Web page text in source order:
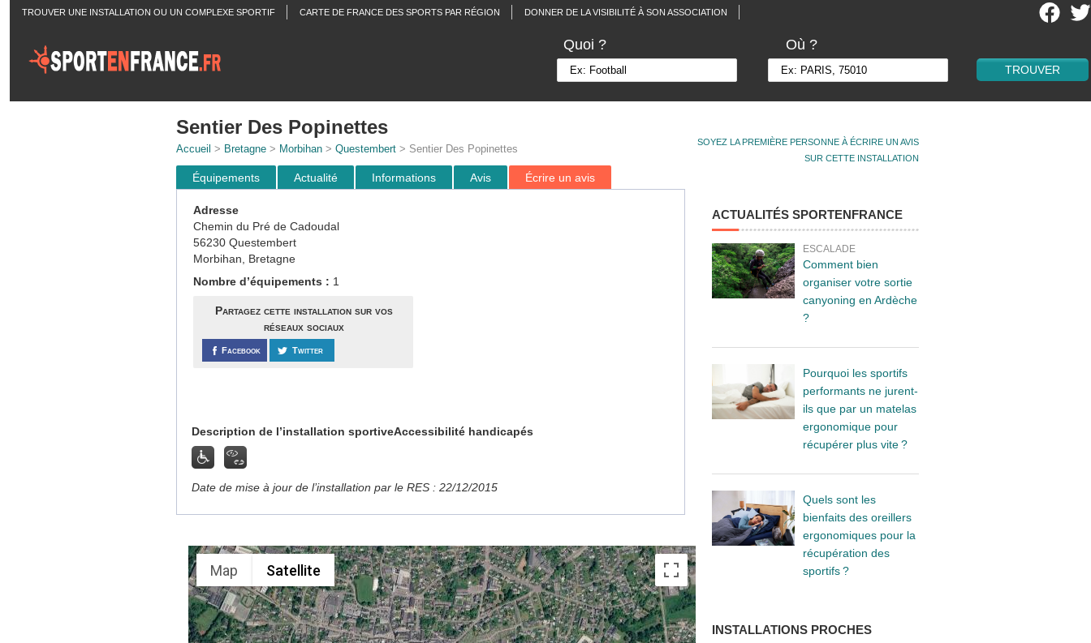
TROUVER UNE INSTALLATION OU UN COMPLEXE SPORTIF CARTE DE FRANCE DES SPORTS PAR RÉGION DONNER DE LA VISIBILITÉ À SON ASSOCIATION
Quoi ? Où ?
SOYEZ LA PREMIÈRE PERSONNE À ÉCRIRE UN AVIS
SUR CETTE INSTALLATION
Sentier Des Popinettes
Accueil > Bretagne> Morbihan> Questembert> Sentier Des Popinettes
Équipements Actualité Informations Avis Écrire un avis
Adresse
Chemin du Pré de Cadoudal
56230 Questembert
Morbihan, Bretagne
Nombre d’équipements : 1
Partagez cette installation sur vos
réseaux sociaux
Facebook Twitter
Description de l’installation sportiveAccessibilité handicapés
Date de mise à jour de l’installation par le RES : 22/12/2015
Map Satellite
ACTUALITÉS SPORTENFRANCE
ESCALADE
Comment bien
organiser votre sortie
canyoning en Ardèche
?
Pourquoi les sportifs
performants ne jurent-
ils que par un matelas
ergonomique pour
récupérer plus vite ?
Quels sont les
bienfaits des oreillers
ergonomiques pour la
récupération des
sportifs ?
INSTALLATIONS PROCHES